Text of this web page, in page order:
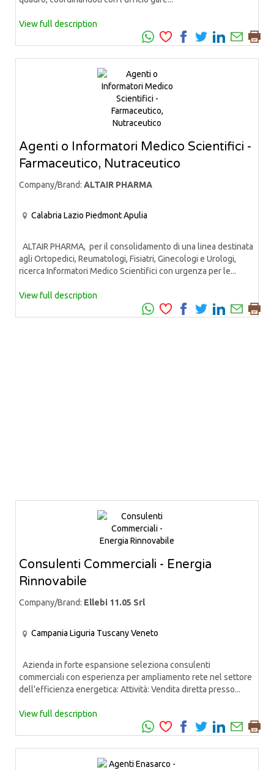
View full description
Agenti o Informatori Medico Scientifici -
Farmaceutico, Nutraceutico
Company/Brand: ALTAIR PHARMA
Calabria Lazio PiedmontApulia
ALTAIR PHARMA, per il consolidamento di una linea destinata
agli Ortopedici, Reumatologi, Fisiatri, Ginecologi e Urologi,
ricerca Informatori Medico Scientifici con urgenza per le...
View full description
Consulenti Commerciali - Energia
Rinnovabile
Company/Brand: Ellebi 11.05 Srl
Campania Liguria TuscanyVeneto
Azienda in forte espansione seleziona consulenti
commerciali con esperienza per ampliamento rete nel settore
dell'efficienza energetica: Attività: Vendita diretta presso...
View full description